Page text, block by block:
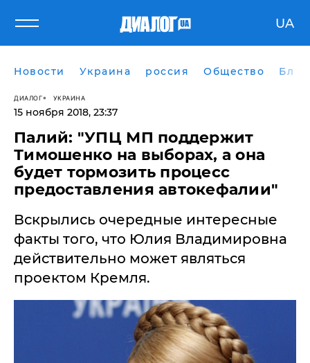
UA
Новости Украина россия Общество
ДИАЛОГ УКРАИНА
15 ноября 2018, 23:37
Палий: "УПЦ МП поддержит
Тимошенко на выборах, а она
будет тормозить процесс
предоставления автокефалии"
Вскрылись очередные интересные
факты того, что Юлия Владимировна
действительно может являться
проектом Кремля.